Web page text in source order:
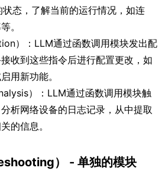
态，了解当前的运行情况，如连
。
）：LLM通过函数调用模块发出配
收到这些指令后进行配置更改，如
用新功能。
）：LLM通过函数调用模块触
析网络设备的日志记录，从中提取
的信息。
） - 单独的模块